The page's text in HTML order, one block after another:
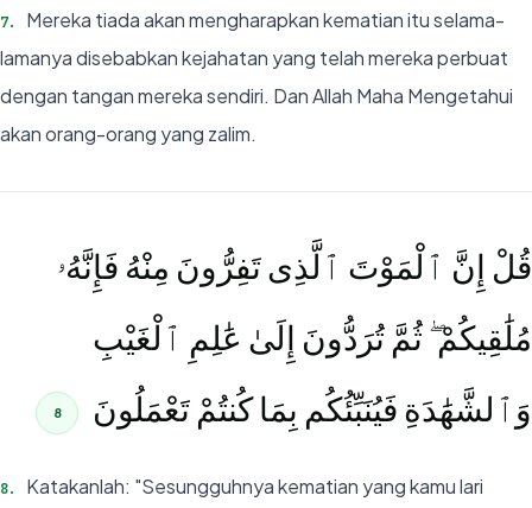
7.
Mereka tiada akan mengharapkan kematian itu selama-
lamanya disebabkan kejahatan yang telah mereka perbuat
dengan tangan mereka sendiri. Dan Allah Maha Mengetahui
akan orang-orang yang zalim.
قُلْ إِنَّ ٱلْمَوْتَ ٱلَّذِى تَفِرُّونَ مِنْهُ فَإِنَّهُۥ
مُلَٰقِيكُمْ ۖ ثُمَّ تُرَدُّونَ إِلَىٰ عَٰلِمِ ٱلْغَيْبِ
وَٱلشَّهَٰدَةِ فَيُنَبِّئُكُم بِمَا كُنتُمْ تَعْمَلُونَ
8
8.
Katakanlah: "Sesungguhnya kematian yang kamu lari